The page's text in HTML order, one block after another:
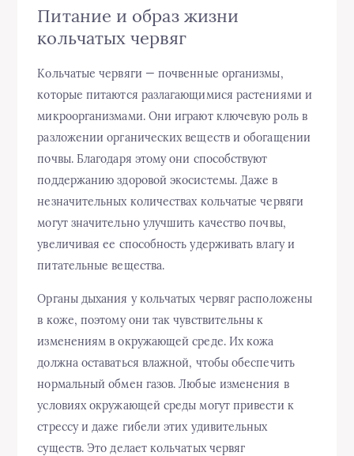
Питание и образ жизни
кольчатых червяг
Кольчатые червяги — почвенные организмы,
которые питаются разлагающимися растениями и
микроорганизмами. Они играют ключевую роль в
разложении органических веществ и обогащении
почвы. Благодаря этому они способствуют
поддержанию здоровой экосистемы. Даже в
незначительных количествах кольчатые червяги
могут значительно улучшить качество почвы,
увеличивая ее способность удерживать влагу и
питательные вещества.
Органы дыхания у кольчатых червяг расположены
в коже, поэтому они так чувствительны к
изменениям в окружающей среде. Их кожа
должна оставаться влажной, чтобы обеспечить
нормальный обмен газов. Любые изменения в
условиях окружающей среды могут привести к
стрессу и даже гибели этих удивительных
существ. Это делает кольчатых червяг